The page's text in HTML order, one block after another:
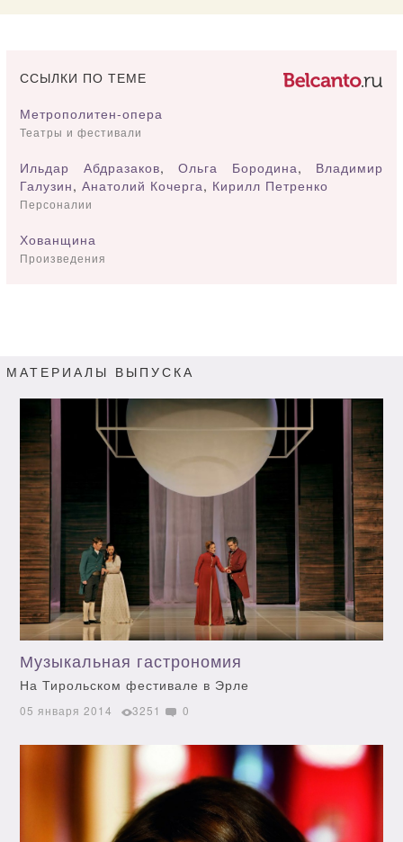
ССЫЛКИ ПО ТЕМЕ
Метрополитен-опера
Театры и фестивали
Ильдар Абдразаков, Ольга Бородина, Владимир
Галузин, Анатолий Кочерга, Кирилл Петренко
Персоналии
Хованщина
Произведения
МАТЕРИАЛЫ ВЫПУСКА
Музыкальная гастрономия
На Тирольском фестивале в Эрле
05 января 2014 3251 0